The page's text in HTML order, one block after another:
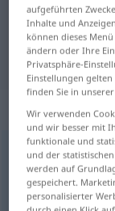
inmaterialidadf
Übersicht
(Für mehr Details
aufgeführten
Inhalte und
können dieses
ändern oder Ihre
Privatsphäre-
Einstellungen
finden Sie in
Wir verwenden
und wir besser mit
funktionale und
und der
werden auf
gespeichert.
personalisierter